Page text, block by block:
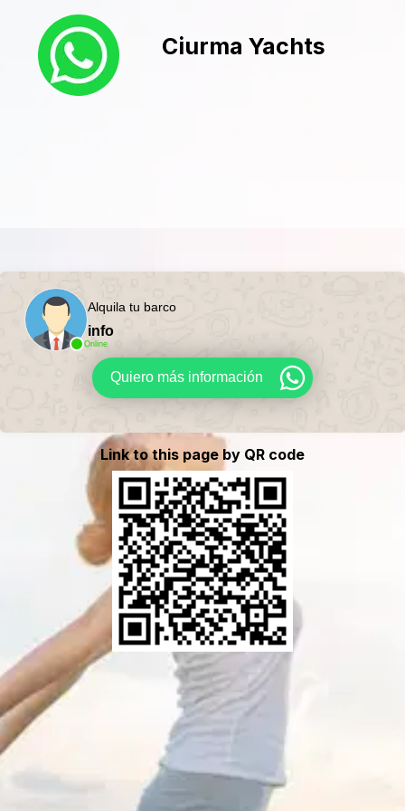
Ciurma Yachts
Online
Alquila tu barco
info
Quiero más información
Link to this page by QR code